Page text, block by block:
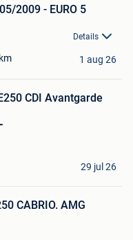
2009 - EURO 5
Details
km 1 aug 26
CDI Avantgarde
29 jul 26
CABRIO. AMG